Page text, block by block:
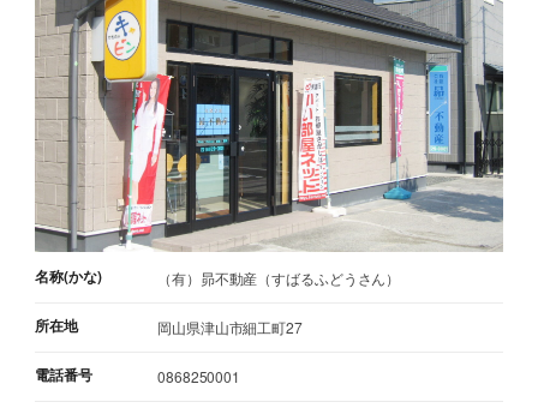
名称(かな) （有）昴不動産（すばるふどうさん）
所在地 岡山県津山市細工町27
電話番号 0868250001